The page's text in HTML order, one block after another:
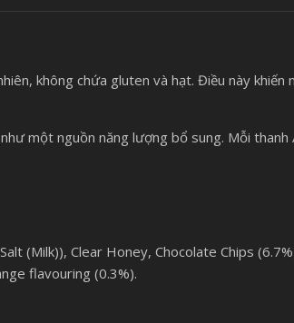
không chứa gluten và hạt. Điều này khiến
một nguồn năng lượng bổ sung. Mỗi
(Milk)), Clear Honey, Chocolate Chips
flavouring (0.3%).